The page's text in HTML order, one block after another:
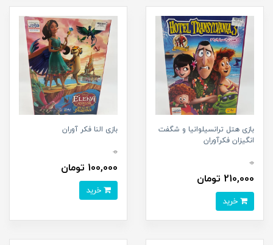
بازی هتل ترانسیلوانیا و شگفت
انگیزان فکرآوران
0
210,000 تومان
بازی النا فکر آوران
0
100,000 تومان